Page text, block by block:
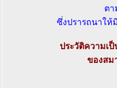
ต
ซึ่งปรารถนาให้
ประวัติความเ
ของสม